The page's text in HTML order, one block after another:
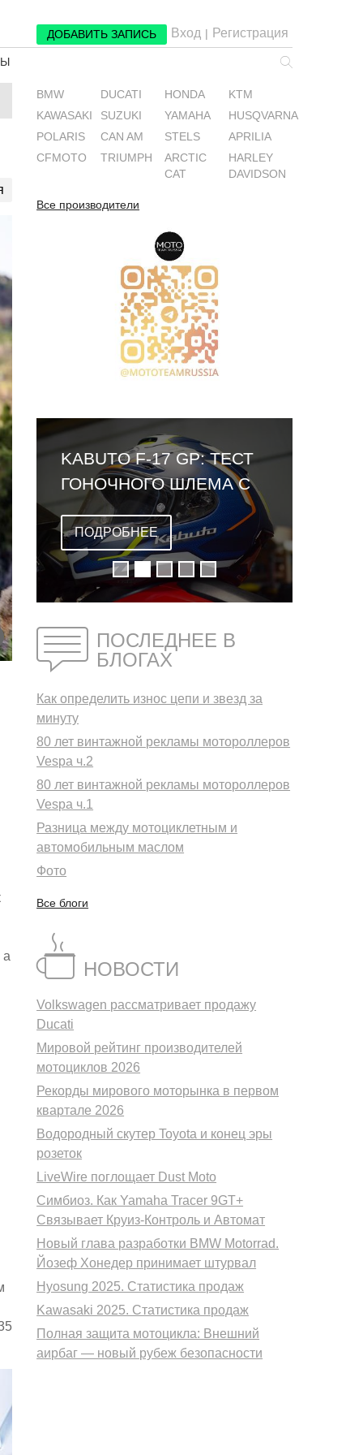
ДОБАВИТЬ ЗАПИСЬ Вход | Регистрация
а
BMW DUCATI HONDA
KTM
KAWASAKI
SUZUKI YAMAHA
HUSQVARNA
POLARIS
CAN AM STELS
APRILIA
CFMOTO
TRIUMPH
ARCTIC
CAT
HARLEY
DAVIDSON
Все производители
KABUTO F-17 GP: ТЕСТ
ГОНОЧНОГО ШЛЕМА С
ОМОЛОГАЦИЕЙ FIM
ПОДРОБНЕЕ
ПОСЛЕДНЕЕ В
БЛОГАХ
Как определить износ цепи и звезд за
минуту
80 лет винтажной рекламы мотороллеров
Vespa ч.2
80 лет винтажной рекламы мотороллеров
Vespa ч.1
Разница между мотоциклетным и
автомобильным маслом
Фото
Все блоги
НОВОСТИ
Volkswagen рассматривает продажу
Ducati
Мировой рейтинг производителей
мотоциклов 2026
Рекорды мирового моторынка в первом
квартале 2026
Водородный скутер Toyota и конец эры
розеток
LiveWire поглощает Dust Moto
Симбиоз. Как Yamaha Tracer 9GT+
Связывает Круиз-Контроль и Автомат
Новый глава разработки BMW Motorrad.
Йозеф Хонедер принимает штурвал
Hyosung 2025. Статистика продаж
Kawasaki 2025. Статистика продаж
Полная защита мотоцикла: Внешний
аирбаг — новый рубеж безопасности